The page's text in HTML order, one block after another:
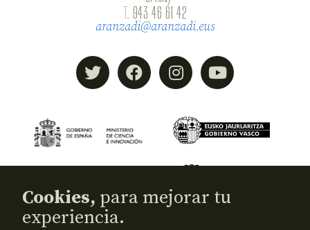
T. 943 46 61 42
aranzadi@aranzadi.eus
Cookies, para mejorar tu
experiencia.